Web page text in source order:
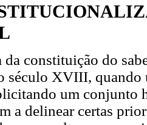
constituição do
século XVIII,
um conjunto
a delinear certas